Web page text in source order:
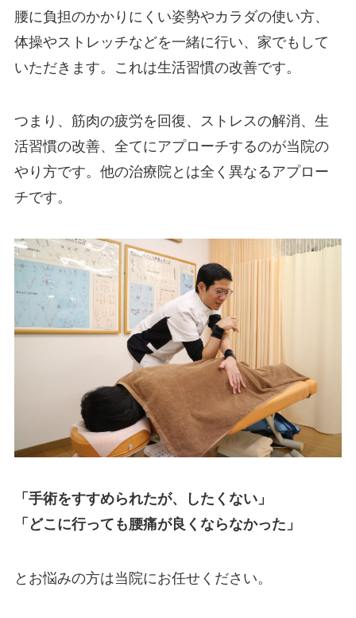
腰に負担のかかりにくい姿勢やカラダの使い方、
体操やストレッチなどを一緒に行い、家でもして
いただきます。これは生活習慣の改善です。
つまり、筋肉の疲労を回復、ストレスの解消、生
活習慣の改善、全てにアプローチするのが当院の
やり方です。他の治療院とは全く異なるアプロー
チです。
「手術をすすめられたが、したくない」
「どこに行っても腰痛が良くならなかった」
とお悩みの方は当院にお任せください。